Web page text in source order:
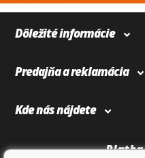
Dôležité informácie
Predajňa a reklamácia
Kde nás nájdete
Platba